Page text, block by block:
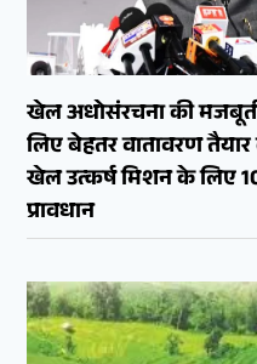
खेल अधोसंरचना की
लिए बेहतर वातावरण
खेल उत्कर्ष मिशन के लिए
प्रावधान